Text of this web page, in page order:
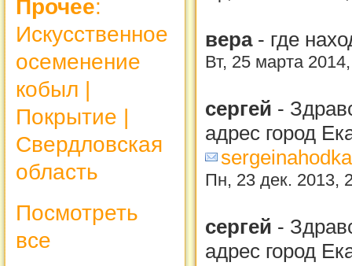
Прочее:
Искусственное
осеменение
кобыл |
Покрытие |
Свердловская
область
Посмотреть
все
вера - где
Вт, 25 марта
сергей -
адрес город
Пн, 23 дек. 2013,
сергей -
адрес город